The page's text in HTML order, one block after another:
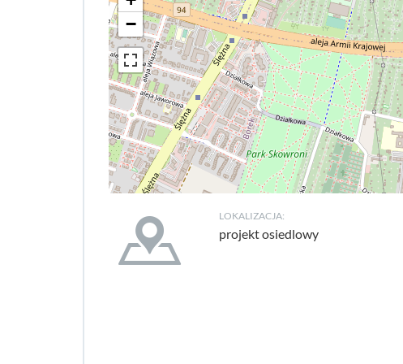
−
LOKALIZACJA:
projekt osiedlowy